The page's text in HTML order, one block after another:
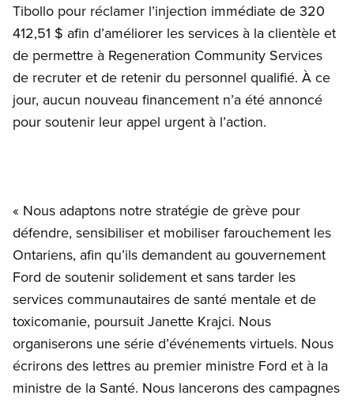
Tibollo pour réclamer l’injection immédiate de 320
412,51 $ afin d’améliorer les services à la clientèle et
de permettre à Regeneration Community Services
de recruter et de retenir du personnel qualifié. À ce
jour, aucun nouveau financement n’a été annoncé
pour soutenir leur appel urgent à l’action.
« Nous adaptons notre stratégie de grève pour
défendre, sensibiliser et mobiliser farouchement les
Ontariens, afin qu’ils demandent au gouvernement
Ford de soutenir solidement et sans tarder les
services communautaires de santé mentale et de
toxicomanie, poursuit Janette Krajci. Nous
organiserons une série d’événements virtuels. Nous
écrirons des lettres au premier ministre Ford et à la
ministre de la Santé. Nous lancerons des campagnes